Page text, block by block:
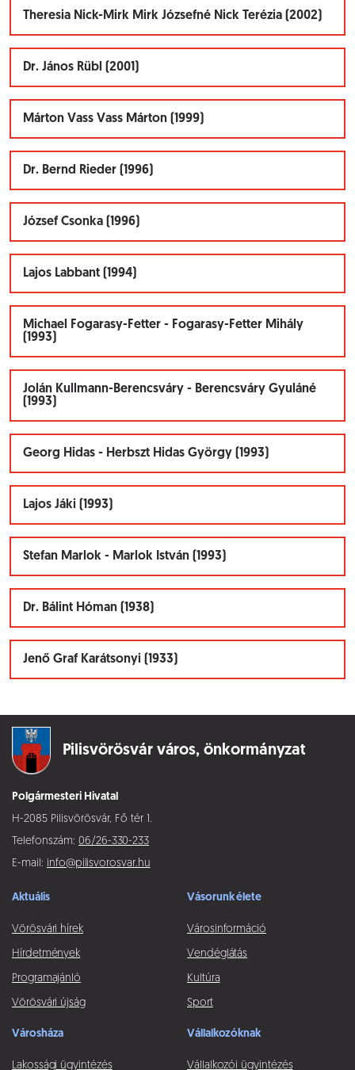
Theresia Nick-Mirk Mirk Józsefné Nick Terézia (2002)
Dr. János Rübl (2001)
Márton Vass Vass Márton (1999)
Dr. Bernd Rieder (1996)
József Csonka (1996)
Lajos Labbant (1994)
Michael Fogarasy-Fetter - Fogarasy-Fetter Mihály
(1993)
Jolán Kullmann-Berencsváry - Berencsváry Gyuláné
(1993)
Georg Hidas - Herbszt Hidas György (1993)
Lajos Jáki (1993)
Stefan Marlok - Marlok István (1993)
Dr. Bálint Hóman (1938)
Jenő Graf Karátsonyi (1933)
Pilisvörösvár város, önkormányzat
Polgármesteri Hivatal
H-2085 Pilisvörösvár, Fő tér 1.
Telefonszám: 06/26-330-233
E-mail: info@pilisvorosvar.hu
Aktuális
Vörösvári hírek
Hírdetmények
Programajánló
Vörösvári újság
Vásorunk élete
Városinformáció
Vendéglátás
Kultúra
Sport
Városháza
Lakossági ügyintézés
Vállalkozóknak
Vállalkozói ügyintézés